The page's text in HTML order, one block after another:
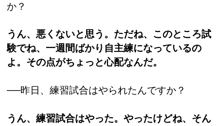
か？
うん、悪くないと思う。ただね、このところ試
験でね、一週間ばかり自主練になっているの
よ。その点がちょっと心配なんだ。
──昨日、練習試合はやられたんですか？
うん、練習試合はやった。やったけどね、そん